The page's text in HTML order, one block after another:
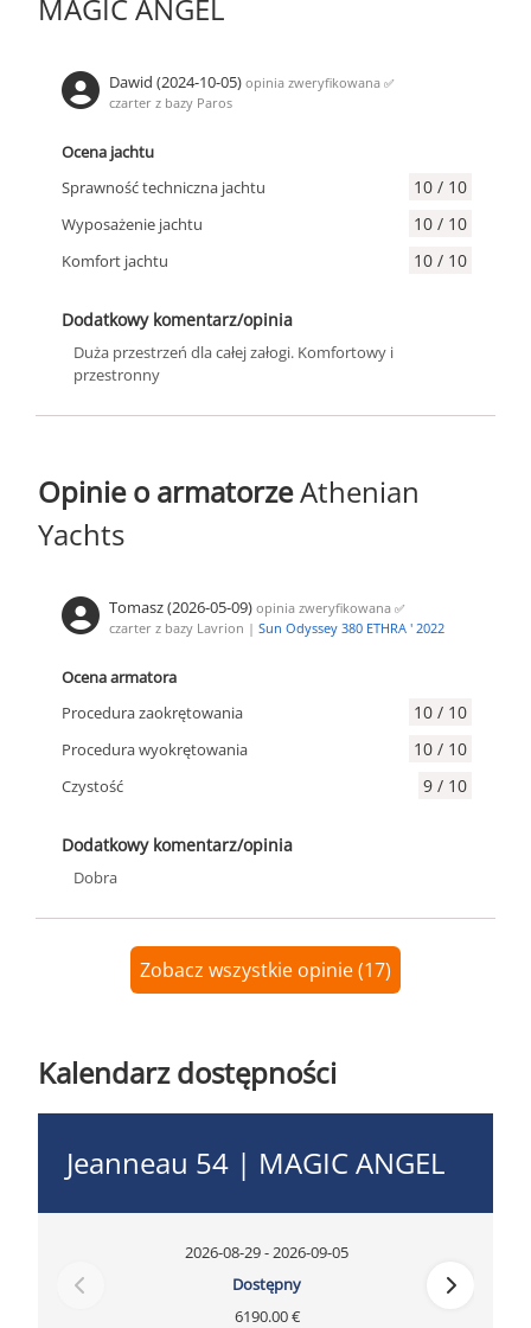
MAGIC ANGEL
Dawid (2024-10-05) opinia zweryfikowana ✅
czarter z bazy Paros
Ocena jachtu
Sprawność techniczna jachtu
10 / 10
Wyposażenie jachtu 10 / 10
Komfort jachtu 10 / 10
Dodatkowy komentarz/opinia
Duża przestrzeń dla całej załogi. Komfortowy i
przestronny
Opinie o armatorzeAthenian
Yachts
Tomasz (2026-05-09) opinia zweryfikowana ✅
czarter z bazy Lavrion | Sun Odyssey 380 ETHRA ' 2022
Ocena armatora
Procedura zaokrętowania
10 / 10
Procedura wyokrętowania 10 / 10
Czystość 9 / 10
Dodatkowy komentarz/opinia
Dobra
Zobacz wszystkie opinie (17)
Kalendarz dostępności
Jeanneau 54 | MAGIC ANGEL
2026-08-29 - 2026-09-05
Dostępny
6190.00 €